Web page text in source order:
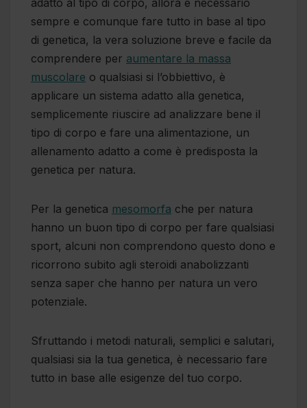
adatto al tipo di corpo, allora è necessario
sempre e comunque fare tutto in base al tipo
di genetica, la vera soluzione breve e facile da
comprendere per aumentare la massa
muscolare o qualsiasi si l’obbiettivo, è
applicare un sistema adatto alla genetica,
semplicemente riuscire ad analizzare bene il
tipo di corpo e fare una alimentazione, un
allenamento adatto a come è predisposta la
genetica per natura.
Per la genetica mesomorfa che per natura
hanno un buon tipo di corpo per fare qualsiasi
sport, alcuni non comprendono questo dono e
ricorrono subito agli steroidi anabolizzanti
senza saper che hanno per natura un vero
potenziale.
Sfruttando i metodi naturali, semplici e salutari,
qualsiasi sia la tua genetica, è necessario fare
tutto in base alle esigenze del tuo corpo.